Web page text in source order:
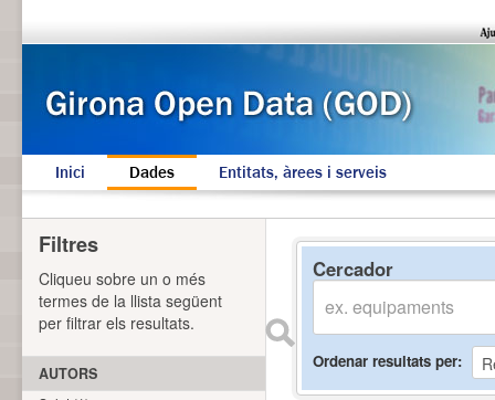
Inici Dades Entitats, àrees i serveis
Cercador
Ordenar resultats per
Filtres
Cliqueu sobre un o més
termes de la llista següent
per filtrar els resultats.
AUTORS